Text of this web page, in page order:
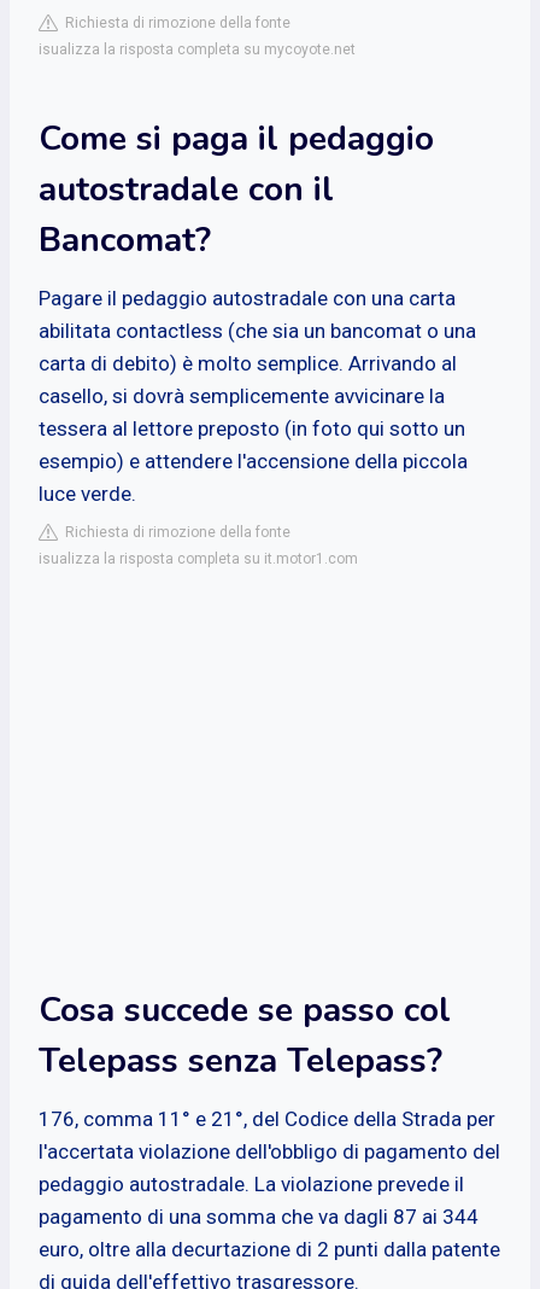
Richiesta di rimozione della fonte
isualizza la risposta completa su mycoyote.net
Come si paga il pedaggio
autostradale con il
Bancomat?
Pagare il pedaggio autostradale con una carta
abilitata contactless (che sia un bancomat o una
carta di debito) è molto semplice. Arrivando al
casello, si dovrà semplicemente avvicinare la
tessera al lettore preposto (in foto qui sotto un
esempio) e attendere l'accensione della piccola
luce verde.
Richiesta di rimozione della fonte
isualizza la risposta completa su it.motor1.com
Cosa succede se passo col
Telepass senza Telepass?
176, comma 11° e 21°, del Codice della Strada per
l'accertata violazione dell'obbligo di pagamento del
pedaggio autostradale. La violazione prevede il
pagamento di una somma che va dagli 87 ai 344
euro, oltre alla decurtazione di 2 punti dalla patente
di guida dell'effettivo trasgressore.